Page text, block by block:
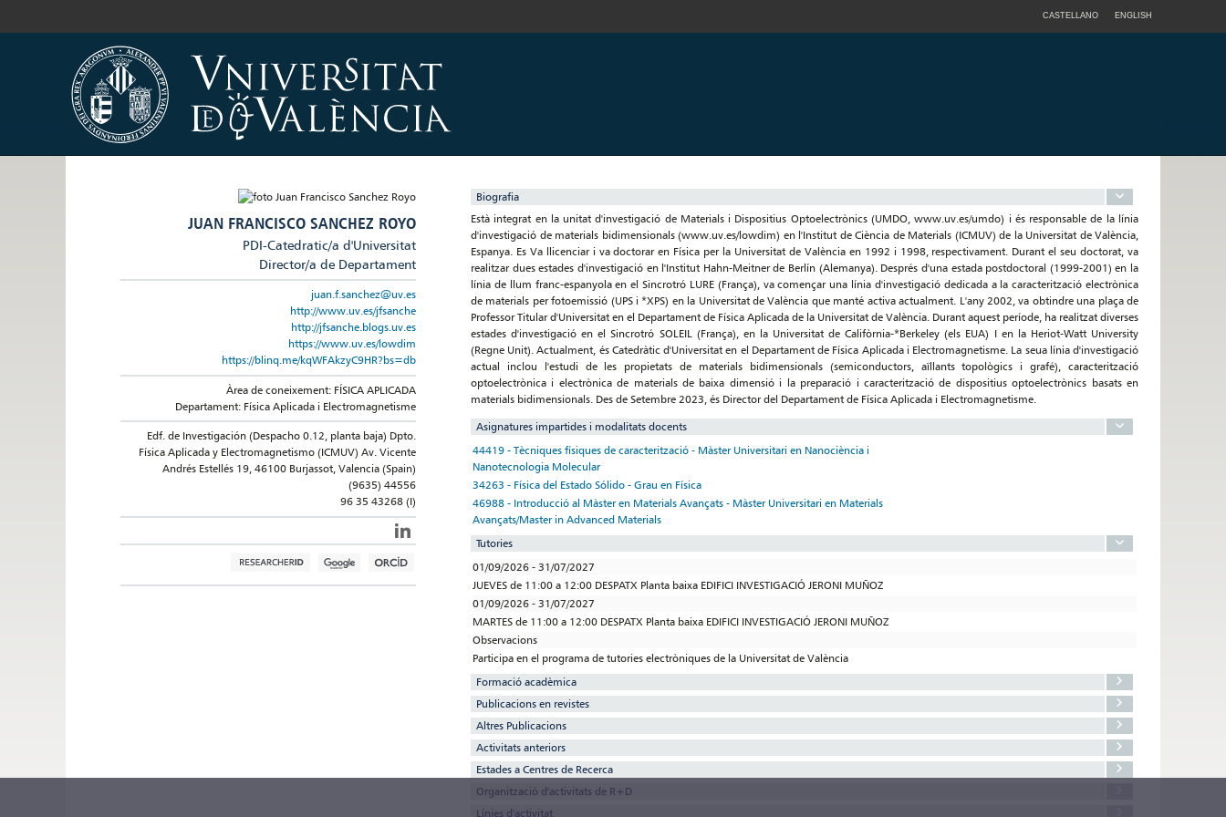
CASTELLANO ENGLISH
JUAN FRANCISCO SANCHEZ ROYO
PDI-Catedratic/a d'Universitat
Director/a de Departament
juan.f.sanchez@uv.es
http://www.uv.es/jfsanche
http://jfsanche.blogs.uv.es
https://www.uv.es/lowdim
https://blinq.me/kqWFAkzyC9HR?bs=db
Àrea de coneixement: FÍSICA APLICADA
Departament: Física Aplicada i Electromagnetisme
Edf. de Investigación (Despacho 0.12, planta baja) Dpto.
Física Aplicada y Electromagnetismo (ICMUV) Av. Vicente
Andrés Estellés 19, 46100 Burjassot, Valencia (Spain)
(9635) 44556
96 35 43268 (I)
Biografia
Està integrat en la unitat d'investigació de Materials i Dispositius Optoelectrònics (UMDO, www.uv.es/umdo) i és responsable de la línia
d'investigació de materials bidimensionals (www.uv.es/lowdim) en l'Institut de Ciència de Materials (ICMUV) de la Universitat de València,
Espanya. Es Va llicenciar i va doctorar en Física per la Universitat de València en 1992 i 1998, respectivament. Durant el seu doctorat, va
realitzar dues estades d'investigació en l'Institut Hahn-Meitner de Berlín (Alemanya). Després d'una estada postdoctoral (1999-2001) en la
línia de llum franc-espanyola en el Sincrotró LURE (França), va començar una línia d'investigació dedicada a la caracterització electrònica
de materials per fotoemissió (UPS i *XPS) en la Universitat de València que manté activa actualment. L'any 2002, va obtindre una plaça de
Professor Titular d'Universitat en el Departament de Física Aplicada de la Universitat de València. Durant aquest període, ha realitzat diverses
estades d'investigació en el Sincrotró SOLEIL (França), en la Universitat de Califòrnia-*Berkeley (els EUA) I en la Heriot-Watt University
(Regne Unit). Actualment, és Catedràtic d'Universitat en el Departament de Física Aplicada i Electromagnetisme. La seua línia d'investigació
actual inclou l'estudi de les propietats de materials bidimensionals (semiconductors, aïllants topològics i grafé), caracterització
optoelectrònica i electrònica de materials de baixa dimensió i la preparació i caracterització de dispositius optoelectrònics basats en
materials bidimensionals. Des de Setembre 2023, és Director del Departament de Física Aplicada i Electromagnetisme.
Asignatures impartides i modalitats docents
44419 - Tècniques físiques de caracterització - Màster Universitari en Nanociència i
Nanotecnologia Molecular
34263 - Física del Estado Sólido - Grau en Física
46988 - Introducció al Màster en Materials Avançats - Màster Universitari en Materials
Avançats/Master in Advanced Materials
Tutories
01/09/2026 - 31/07/2027
JUEVES de 11:00 a 12:00 DESPATX Planta baixa EDIFICI INVESTIGACIÓ JERONI MUÑOZ
01/09/2026 - 31/07/2027
MARTES de 11:00 a 12:00 DESPATX Planta baixa EDIFICI INVESTIGACIÓ JERONI MUÑOZ
Observacions
Participa en el programa de tutories electròniques de la Universitat de València
Formació acadèmica
Publicacions en revistes
Altres Publicacions
Activitats anteriors
Estades a Centres de Recerca
Organització d'activitats de R+D
Línies d'activitat